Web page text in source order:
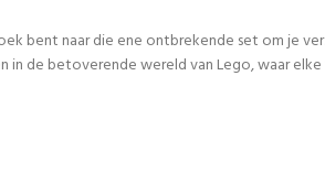
bent naar die ene ontbrekende set om je
de betoverende wereld van Lego, waar elke